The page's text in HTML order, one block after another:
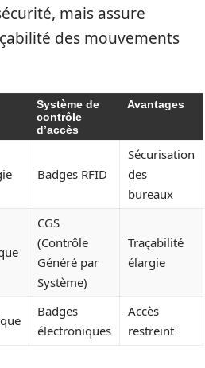
mais assure
des mouvements
Système de
contrôle
d’accès
Avantages
Badges RFID
Sécurisation
des
bureaux
CGS
(Contrôle
Généré par
Système)
Traçabilité
élargie
Badges
électroniques
Accès
restreint